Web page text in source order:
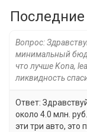
Вопрос:
минимальный
что лучше Kona,
ликвидность
Ответ:
около 4.0 млн.
эти три авто, это